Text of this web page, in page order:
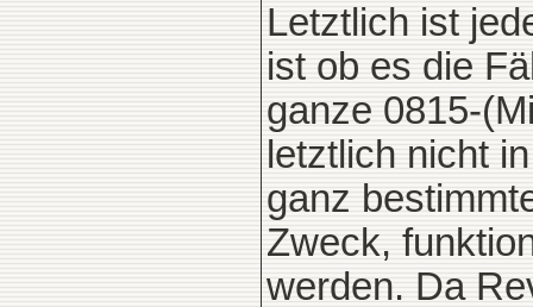
Letztlich ist
ist ob es die
ganze 0815-
letztlich nicht
ganz
Zweck,
werden. Da